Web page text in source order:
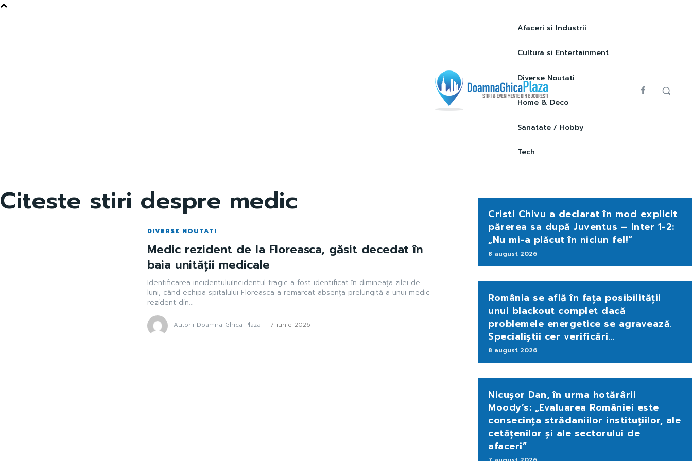
Afaceri si Industrii
Cultura si Entertainment
Diverse Noutati
Home & Deco
Sanatate / Hobby
Tech
Citeste stiri despre medic
DIVERSE NOUTATI
Medic rezident de la Floreasca, găsit decedat în
baia unității medicale
Identificarea incidentuluiIncidentul tragic a fost identificat în dimineața zilei de
luni, când echipa spitalului Floreasca a remarcat absența prelungită a unui medic
rezident din...
Autorii Doamna Ghica Plaza - 7 iunie 2026
Cristi Chivu a declarat în mod explicit
părerea sa după Juventus – Inter 1-2:
„Nu mi-a plăcut în niciun fel!”
8 august 2026
România se află în fața posibilității
unui blackout complet dacă
problemele energetice se agravează.
Specialiștii cer verificări…
8 august 2026
Nicușor Dan, în urma hotărârii
Moody’s: „Evaluarea României este
consecința strădaniilor instituțiilor, ale
cetățenilor și ale sectorului de
afaceri”